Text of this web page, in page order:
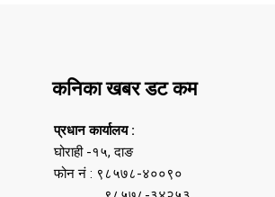
कनिका खबर डट कम
प्रधान कार्यालय :
घोराही -१५, दाङ
फोन नं : ९८५७८-४००९०